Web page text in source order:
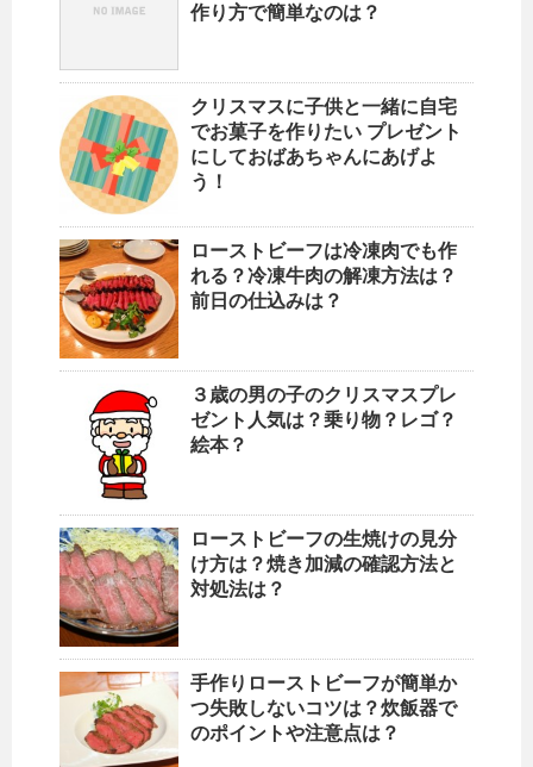
作り方で簡単なのは？
クリスマスに子供と一緒に自宅
でお菓子を作りたい プレゼント
にしておばあちゃんにあげよ
う！
ローストビーフは冷凍肉でも作
れる？冷凍牛肉の解凍方法は？
前日の仕込みは？
３歳の男の子のクリスマスプレ
ゼント人気は？乗り物？レゴ？
絵本？
ローストビーフの生焼けの見分
け方は？焼き加減の確認方法と
対処法は？
手作りローストビーフが簡単か
つ失敗しないコツは？炊飯器で
のポイントや注意点は？